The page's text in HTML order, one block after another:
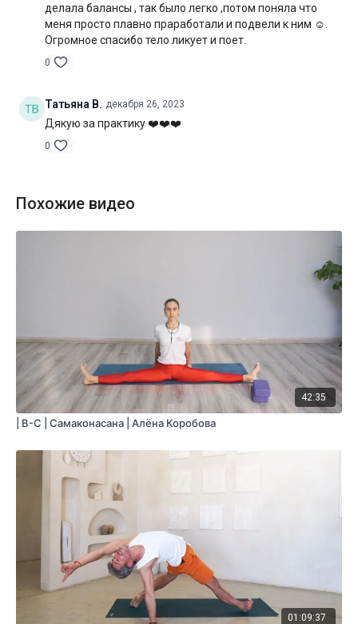
делала балансы , так было легко ,потом поняла что
меня просто плавно праработали и подвели к ним ☺️.
Огромное спасибо тело ликует и поет.
0
Татьяна В. декабря 26, 2023
Дякую за практику ❤️❤️❤️
0
Похожие видео
42:35
| B-С | Самаконасана | Алёна Коробова
01:09:37